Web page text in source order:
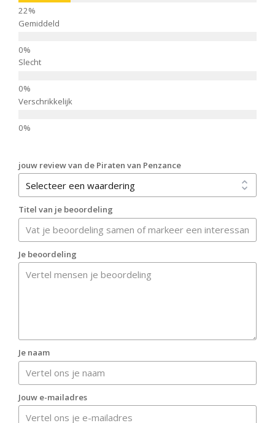
Gemiddeld
Slecht
Verschrikkelijk
jouw review van de Piraten van Penzance
Titel van je beoordeling
Je beoordeling
Je naam
Jouw e-mailadres